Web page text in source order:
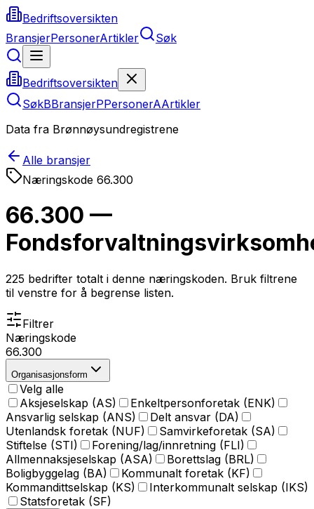
Bedriftsoversikten
BransjerPersonerArtikler Søk
Bedriftsoversikten
SøkBBransjerPPersonerAArtikler
Data fra Brønnøysundregistrene
Alle bransjer
Næringskode 66.300
66.300 —
225 bedrifter totalt i denne næringskoden. Bruk filtrene
til venstre for å begrense listen.
Filtrer
Næringskode
66.300
Organisasjonsform
Velg alle
Aksjeselskap (AS)
Enkeltpersonforetak (ENK)
Ansvarlig selskap (ANS)
Delt ansvar (DA)
Utenlandsk foretak (NUF)
Samvirkeforetak (SA)
Stiftelse (STI)
Forening/lag/innretning (FLI)
Allmennaksjeselskap (ASA)
Borettslag (BRL)
Boligbyggelag (BA)
Kommunalt foretak (KF)
Kommandittselskap (KS)
Interkommunalt selskap (IKS)
Statsforetak (SF)